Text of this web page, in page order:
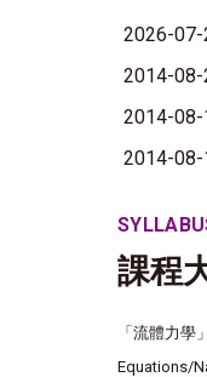
2026-07-
2014-08-
2014-08-
2014-08-
課程
「流體力學
Equations/